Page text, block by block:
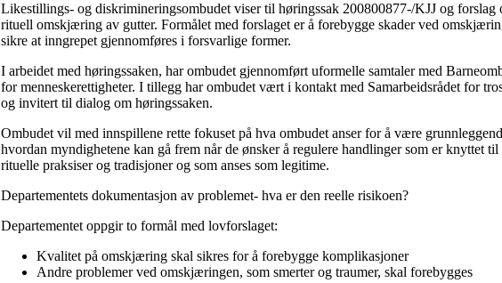
Likestillings- og diskrimineringsombudet viser til høringssak 200800877-/KJJ og forslag
rituell omskjæring av gutter. Formålet med forslaget er å forebygge skader ved
sikre at inngrepet gjennomføres i forsvarlige former.
I arbeidet med høringssaken, har ombudet gjennomført uformelle samtaler med
for menneskerettigheter. I tillegg har ombudet vært i kontakt med Samarbeidsrådet for
og invitert til dialog om høringssaken.
Ombudet vil med innspillene rette fokuset på hva ombudet anser for å være
hvordan myndighetene kan gå frem når de ønsker å regulere handlinger som er knyttet
rituelle praksiser og tradisjoner og som anses som legitime.
Departementets dokumentasjon av problemet- hva er den reelle risikoen?
Departementet oppgir to formål med lovforslaget:
Kvalitet på omskjæring skal sikres for å forebygge komplikasjoner
Andre problemer ved omskjæringen, som smerter og traumer, skal forebygges